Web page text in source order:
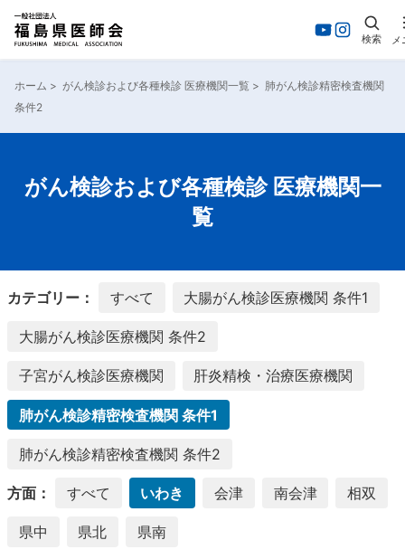
検索 メ
ホーム > がん検診および各種検診 医療機関一覧 > 肺がん検診精密検査機関
条件2
がん検診および各種検診 医療機関一
覧
カテゴリー： すべて 大腸がん検診医療機関 条件1
大腸がん検診医療機関 条件2
子宮がん検診医療機関 肝炎精検・治療医療機関
肺がん検診精密検査機関 条件1
肺がん検診精密検査機関 条件2
方面： すべて いわき 会津 南会津 相双
県中 県北 県南